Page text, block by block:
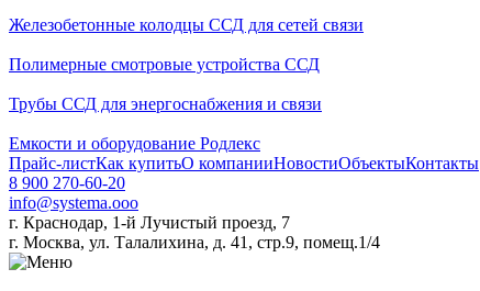
Железобетонные колодцы ССД для сетей связи
Полимерные смотровые устройства ССД
Трубы ССД для энергоснабжения и связи
Емкости и оборудование Родлекс
Прайс-листКак купитьО компанииНовостиОбъектыКонтакты
8 900 270-60-20
info@systema.ooo
г. Краснодар, 1-й Лучистый проезд, 7
г. Москва, ул. Талалихина, д. 41, стр.9, помещ.1/4